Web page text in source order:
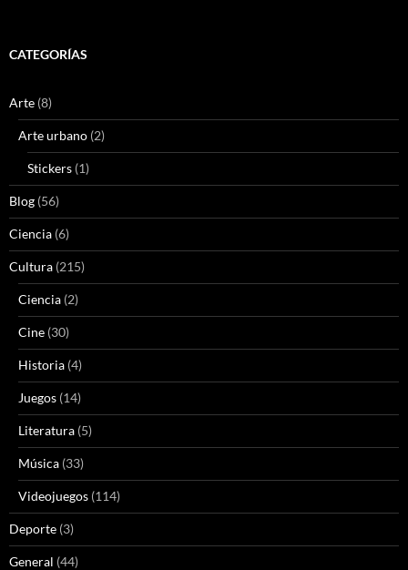
CATEGORÍAS
Arte (8)
Arte urbano (2)
Stickers (1)
Blog (56)
Ciencia (6)
Cultura (215)
Ciencia (2)
Cine (30)
Historia (4)
Juegos (14)
Literatura (5)
Música (33)
Videojuegos (114)
Deporte (3)
General (44)